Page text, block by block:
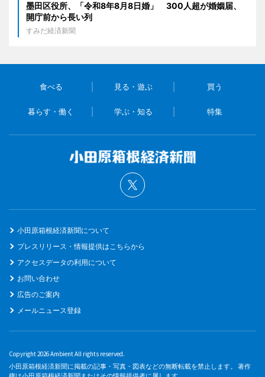
墨田区役所、「令和8年8月8日婚」 300人超が婚姻届、
開庁前から長い列
すみだ経済新聞
食べる 見る・遊ぶ 買う
暮らす・働く 学ぶ・知る 特集
小田原箱根経済新聞について
プレスリリース・情報提供はこちらから
アクセスデータの利用について
お問い合わせ
広告のご案内
メールニュース登録
Copyright 2026 Ambient All rights reserved.
小田原箱根経済新聞に掲載の記事・写真・図表などの無断転載を禁止します。 著作